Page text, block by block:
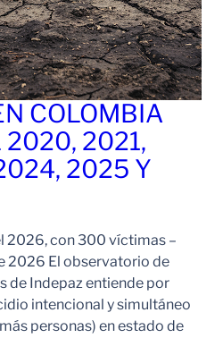
COLOMBIA
2020, 2021,
2025 Y
2026, con 300 víctimas –
2026 El observatorio de
de Indepaz entiende por
intencional y simultáneo
personas) en estado de